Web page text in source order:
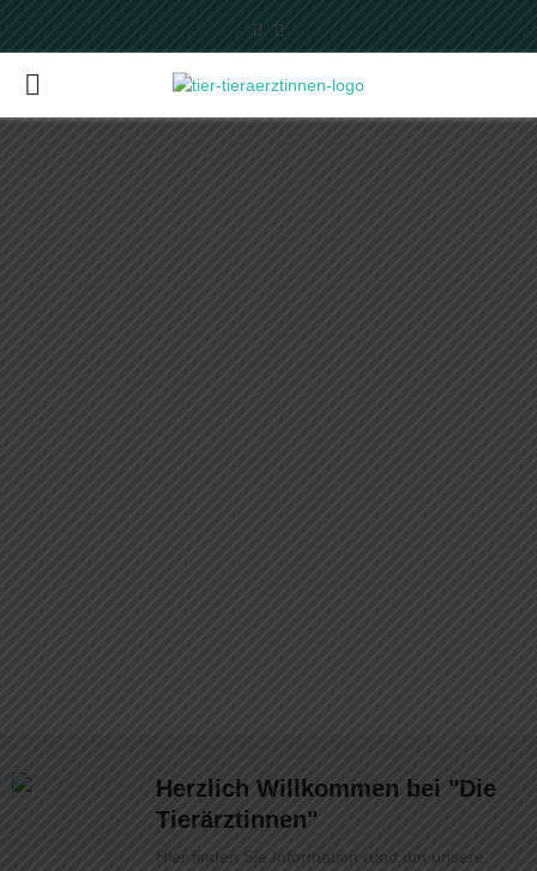
Herzlich Willkommen bei "Die
Tierärztinnen"
Hier finden Sie Information rund um unsere